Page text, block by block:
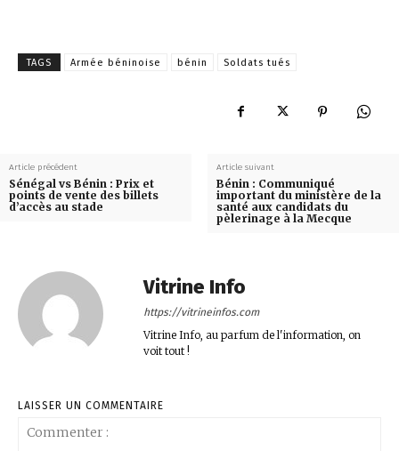
TAGS Armée béninoise bénin Soldats tués
Article précédent
Sénégal vs Bénin : Prix et
points de vente des billets
d’accès au stade
Article suivant
Bénin : Communiqué
important du ministère de la
santé aux candidats du
pèlerinage à la Mecque
Vitrine Info
https://vitrineinfos.com
Vitrine Info, au parfum de l'information, on
voit tout !
LAISSER UN COMMENTAIRE